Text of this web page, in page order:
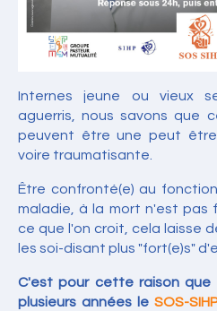
Internes jeune ou vieux
aguerris, nous savons que
peuvent être une peut
voire traumatisante.
Être confronté(e) au
maladie, à la mort n'est pas
ce que l'on croit, cela laisse
les soi-disant plus "fort(e)s"
C'est pour cette raison que
plusieurs années le SOS-